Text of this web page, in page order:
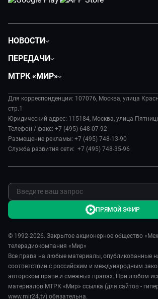
НОВОСТИ
Экономика
Происшествия
Наука и технологии
Культура
Спорт
ПЕРЕДАЧИ
Евразия. Культурно
Евразия. Регионы
Наши иностранцы
Пять причин поехать в...
Я – волонтер
МТРК «МИР»
История
Руководство
Лица мира
Новости
Реклама
Обратная связь
Для корреспонденции: 107076, Москва, улица
стр.1
Юридический адрес: 115184, Москва, улица
Телефон / факс: +7 (495) 648-07-92
Размещение рекламы: +7 (495) 748-13-90
Служба развития сети: +7 (495) 748-35-96
© 1992-2026. Закрытое акционерное общество
телерадиокомпания «Мир»
Все права на любые материалы, опубликованные
соответствии с российским и международным
авторском праве и смежных правах. При любом
материалов МТРК «Мир» ссылка (для сайтов -
www.mir24.tv) обязательна.
ПРЯМОЙ ЭФИР